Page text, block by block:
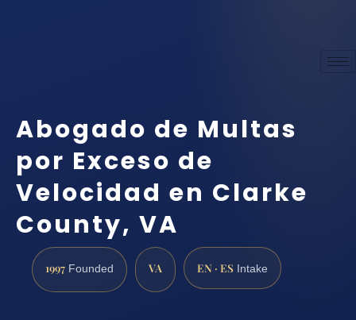
Abogado de Multas
por Exceso de
Velocidad en Clarke
County, VA
1997 Founded VA EN · ES Intake